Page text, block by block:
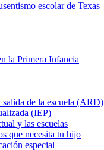
escolar de Texas
la Primera Infancia
de la escuela (ARD)
(IEP)
y las escuelas
que necesita tu hijo
especial